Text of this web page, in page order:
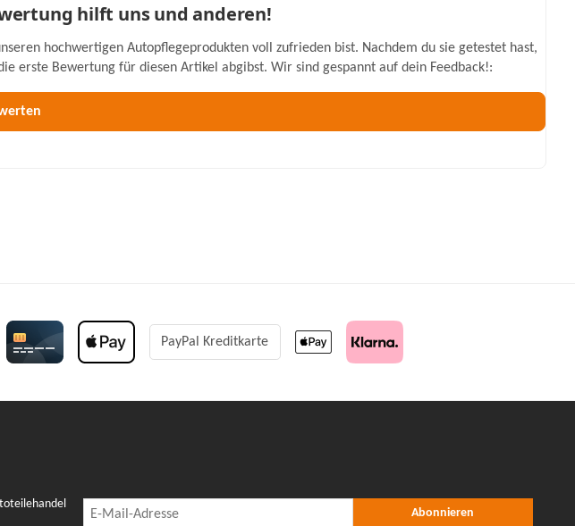
hilft uns und anderen!
hochwertigen Autopflegeprodukten voll zufrieden bist. Nachdem du sie getestet hast,
erste Bewertung für diesen Artikel abgibst. Wir sind gespannt auf dein Feedback!:
PayPal Kreditkarte
Newsletter Abonnieren Abonnieren